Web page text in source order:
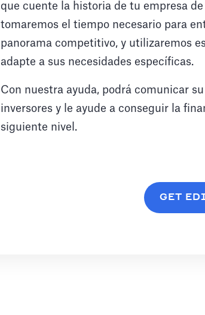
que cuente la historia de tu empresa
tomaremos el tiempo necesario para
panorama competitivo, y utilizaremos
adapte a sus necesidades específicas.
Con nuestra ayuda, podrá comunicar
inversores y le ayude a conseguir la
siguiente nivel.
GET